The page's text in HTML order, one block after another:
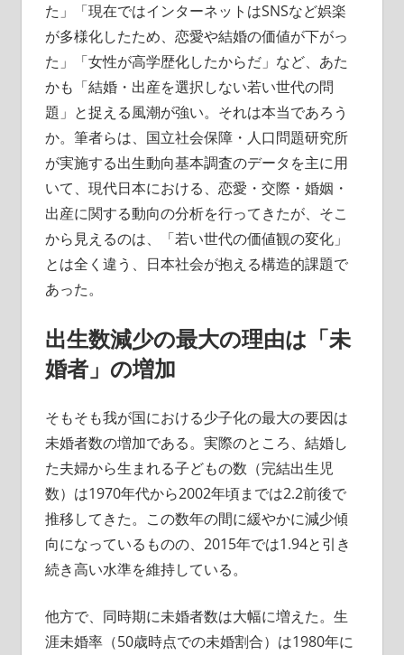
た」「現在ではインターネットはSNSなど娯楽
が多様化したため、恋愛や結婚の価値が下がっ
た」「女性が高学歴化したからだ」など、あた
かも「結婚・出産を選択しない若い世代の問
題」と捉える風潮が強い。それは本当であろう
か。筆者らは、国立社会保障・人口問題研究所
が実施する出生動向基本調査のデータを主に用
いて、現代日本における、恋愛・交際・婚姻・
出産に関する動向の分析を行ってきたが、そこ
から見えるのは、「若い世代の価値観の変化」
とは全く違う、日本社会が抱える構造的課題で
あった。
出生数減少の最大の理由は「未
婚者」の増加
そもそも我が国における少子化の最大の要因は
未婚者数の増加である。実際のところ、結婚し
た夫婦から生まれる子どもの数（完結出生児
数）は1970年代から2002年頃までは2.2前後で
推移してきた。この数年の間に緩やかに減少傾
向になっているものの、2015年では1.94と引き
続き高い水準を維持している。
他方で、同時期に未婚者数は大幅に増えた。生
涯未婚率（50歳時点での未婚割合）は1980年に